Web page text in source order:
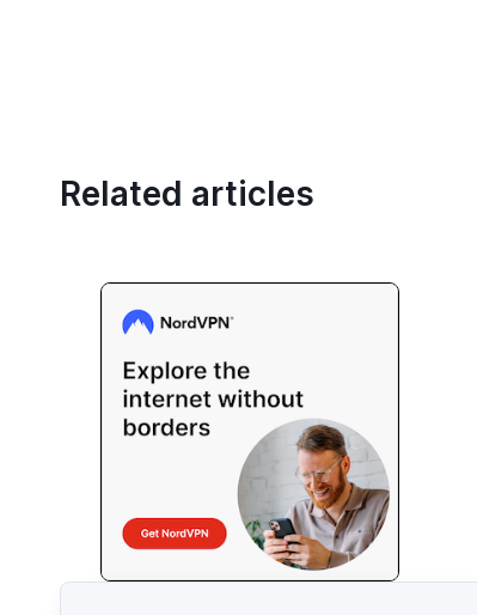
Related articles